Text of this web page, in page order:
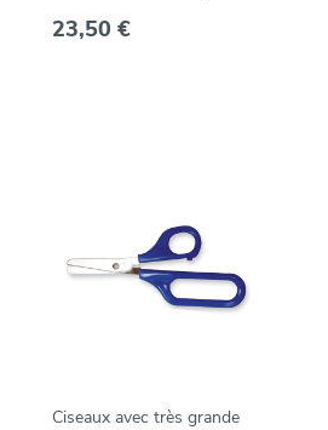
23,50 €
Ciseaux avec très grande